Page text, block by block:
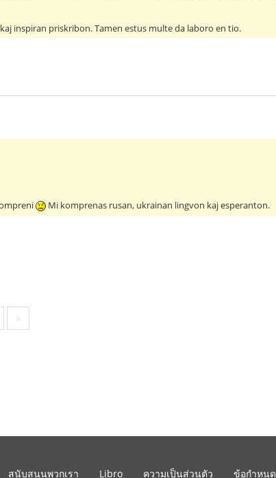
inspiran priskribon. Tamen estus multe da laboro en tio.
Mi komprenas rusan, ukrainan lingvon kaj esperanton.
»
สนับสนุนพวกเรา Libro ความเป็นส่วนตัว ข้อกำหนด